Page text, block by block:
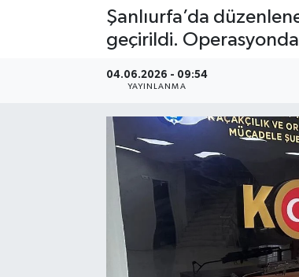
Şanlıurfa’da
geçirildi. Operasyonda
04.06.2026 - 09:54
YAYINLANMA
Son Dakika Haberleri